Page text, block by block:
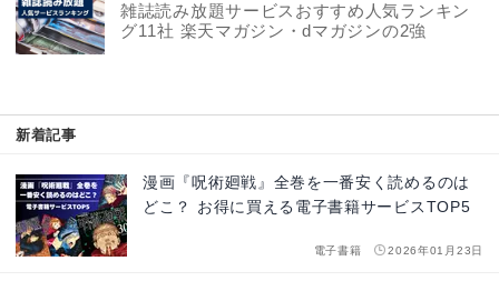
雑誌読み放題サービスおすすめ人気ランキン
グ11社 楽天マガジン・dマガジンの2強
新着記事
漫画『呪術廻戦』全巻を一番安く読めるのは
どこ？ お得に買える電子書籍サービスTOP5
電子書籍 2026年01月23日